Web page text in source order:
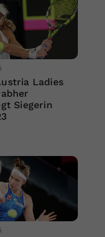
Ladies
Siegerin